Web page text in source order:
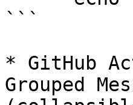
```
* GitHub
Grouped